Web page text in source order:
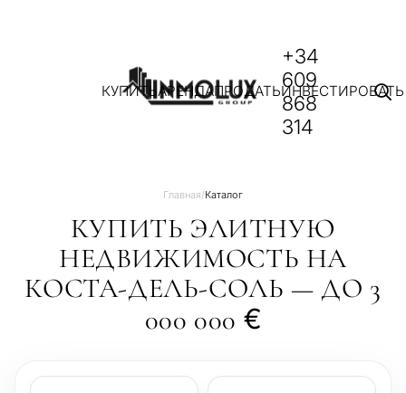
КУПИТЬАРЕНДАПРОДАТЬИНВЕСТИРОВАТЬ
+34
609
868
314
Главная/Каталог
КУПИТЬ ЭЛИТНУЮ
НЕДВИЖИМОСТЬ НА
КОСТА-ДЕЛЬ-СОЛЬ — ДО 3
000 000 €